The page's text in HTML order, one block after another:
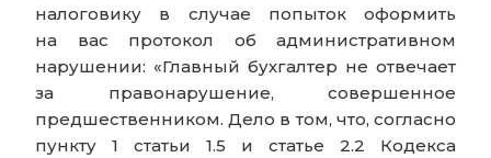
налоговику в случае попыток оформить
на вас протокол об административном
нарушении: «Главный бухгалтер не отвечает
за правонарушение, совершенное
предшественником. Дело в том, что, согласно
пункту 1 статьи 1.5 и статье 2.2 Кодекса